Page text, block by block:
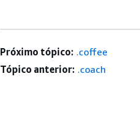
Próximo tópico: .coffee
Tópico anterior: .coach